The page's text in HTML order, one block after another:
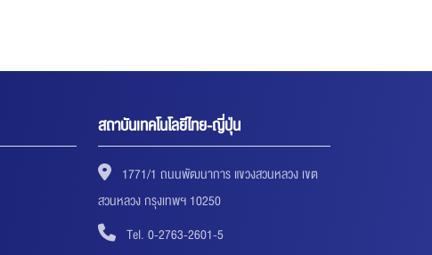
สถาบันเทคโนโลยีไทย-ญี่ปุ่น
1771/1 ถนนพัฒนาการ แขวงสวนหลวง เขต
สวนหลวง กรุงเทพฯ 10250
Tel. 0-2763-2601-5